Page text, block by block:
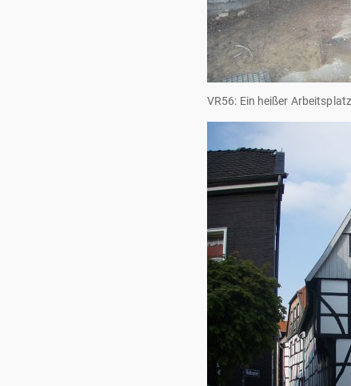
VR56: Ein heißer